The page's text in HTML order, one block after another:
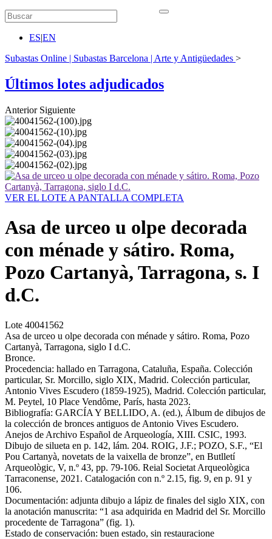
ES|EN
Subastas Online | Subastas Barcelona | Arte y Antigüedades >
Últimos lotes adjudicados
Anterior Siguiente
VER EL LOTE A PANTALLA COMPLETA
Asa de urceo u olpe decorada
con ménade y sátiro. Roma,
Pozo Cartanyà, Tarragona, s. I
d.C.
Lote 40041562
Asa de urceo u olpe decorada con ménade y sátiro. Roma, Pozo
Cartanyà, Tarragona, siglo I d.C.
Bronce.
Procedencia: hallado en Tarragona, Cataluña, España. Colección
particular, Sr. Morcillo, siglo XIX, Madrid. Colección particular,
Antonio Vives Escudero (1859-1925), Madrid. Colección particular,
M. Peytel, 10 Place Vendôme, París, hasta 2023.
Bibliografía: GARCÍA Y BELLIDO, A. (ed.), Álbum de dibujos de
la colección de bronces antiguos de Antonio Vives Escudero.
Anejos de Archivo Español de Arqueología, XIII. CSIC, 1993.
Dibujo de silueta en p. 142, lám. 204. ROIG, J.F.; POZO, S.F., “El
Pou Cartanyà, novetats de la vaixella de bronze”, en Butlletí
Arqueològic, V, n.º 43, pp. 79-106. Reial Societat Arqueològica
Tarraconense, 2021. Catalogación con n.º 2.15, fig. 9, en p. 91 y
106.
Documentación: adjunta dibujo a lápiz de finales del siglo XIX, con
la anotación manuscrita: “1 asa adquirida en Madrid del Sr. Morcillo
procedente de Tarragona” (fig. 1).
Estado de conservación: buen estado, sin restauracione